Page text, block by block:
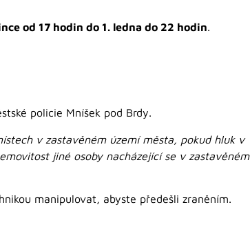
od 17 hodin do 1. ledna do 22 hodin
policie Mníšek pod Brdy.
v zastavěném území města, pokud hluk v
jiné osoby nacházející se v zastavěném
manipulovat, abyste předešli zraněním.